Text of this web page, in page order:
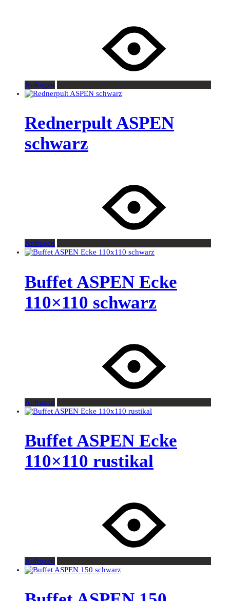
Anfragen
Rednerpult ASPEN
schwarz
Anfragen
Buffet ASPEN Ecke
110×110 schwarz
Anfragen
Buffet ASPEN Ecke
110×110 rustikal
Anfragen